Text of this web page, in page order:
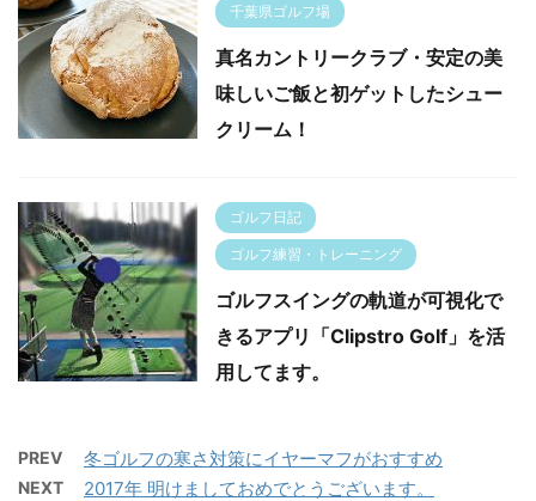
千葉県ゴルフ場
真名カントリークラブ・安定の美
味しいご飯と初ゲットしたシュー
クリーム！
ゴルフ日記
ゴルフ練習・トレーニング
ゴルフスイングの軌道が可視化で
きるアプリ「Clipstro Golf」を活
用してます。
PREV 冬ゴルフの寒さ対策にイヤーマフがおすすめ
NEXT 2017年 明けましておめでとうございます。